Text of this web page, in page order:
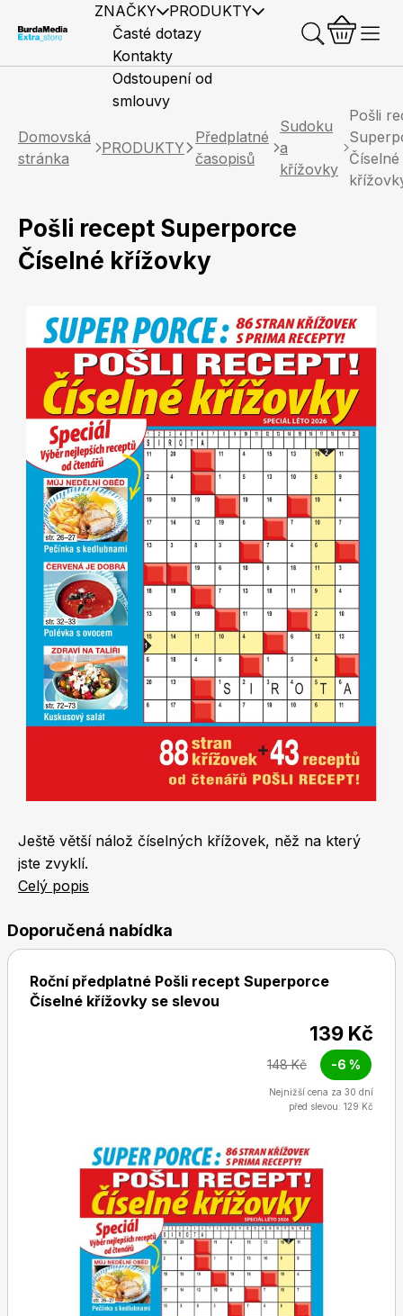
ZNAČKY PRODUKTY
Marianne
Apetit
Svět ženy
Elle Decoration
Marianne Bydlení
Marianne Venkov & styl
Chip
Dětské časopisy
Burda Easy
Burda Pletení
Knihy Merch
Časté dotazy
Kontakty
Odstoupení od
smlouvy
Domovská
stránka
PRODUKTY
Předplatné
časopisů
Sudoku
a
křížovky
Pošli
Číselné
Pošli recept Superporce
Číselné křížovky
Ještě větší nálož číselných křížovek, něž na který
jste zvyklí.
Celý popis
Doporučená nabídka
Roční předplatné Pošli recept Superporce
Číselné křížovky se slevou
139 Kč
148 Kč -6 %
Nejnižší cena za 30 dní
před slevou: 129 Kč